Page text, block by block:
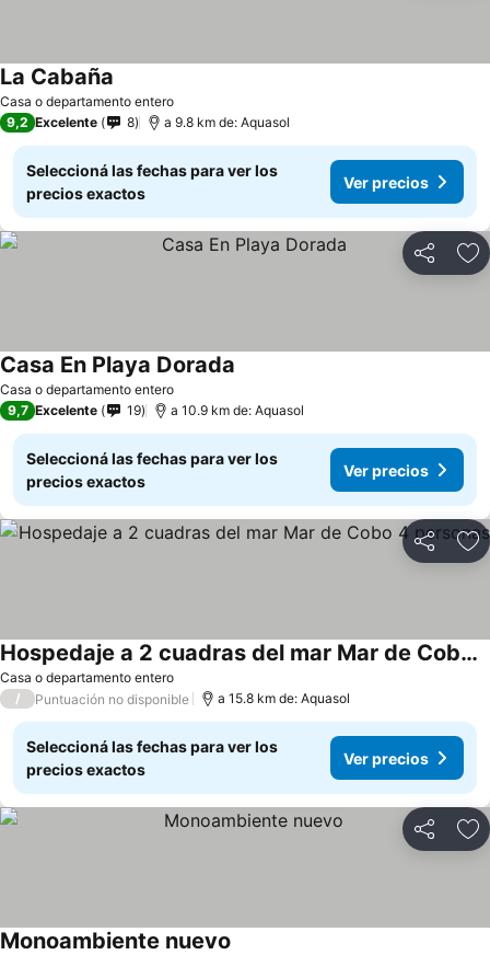
Casa o departamento entero
La Cabaña
9,2 Excelente 8 a 9.8 km de: Aquasol
Seleccioná las fechas para ver los
precios exactos
Ver precios
Compartir
Casa o departamento entero
Casa En Playa Dorada
9,7 Excelente 19 a 10.9 km de: Aquasol
Seleccioná las fechas para ver los
precios exactos
Ver precios
Compartir
Casa o departamento entero
Hospedaje a 2 cuadras del mar Mar de Cobo 4 personas
Ver precios
/ Puntuación no disponible a 15.8 km de: Aquasol
Seleccioná las fechas para ver los
precios exactos
Ver precios
Compartir
Monoambiente nuevo